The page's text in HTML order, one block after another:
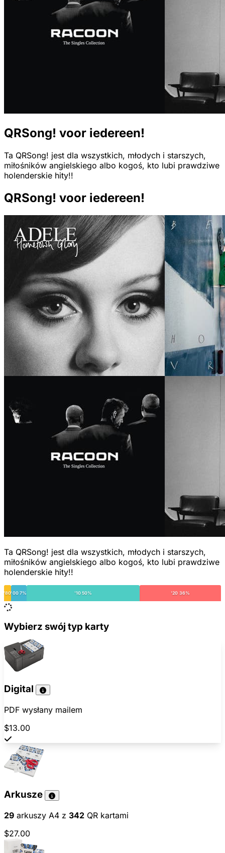
QRSong! voor iedereen!
Ta QRSong! jest dla wszystkich, młodych i starszych,
miłośników angielskiego albo kogoś, kto lubi prawdziwe
holenderskie hity!!
QRSong! voor iedereen!
Ta QRSong! jest dla wszystkich, młodych i starszych,
miłośników angielskiego albo kogoś, kto lubi prawdziwe
holenderskie hity!!
'80'00 7% '10 50% '20 36%
Wybierz swój typ karty
Digital
PDF wysłany mailem
$13.00
Arkusze
29 arkuszy A4 z 342 QR kartami
$27.00